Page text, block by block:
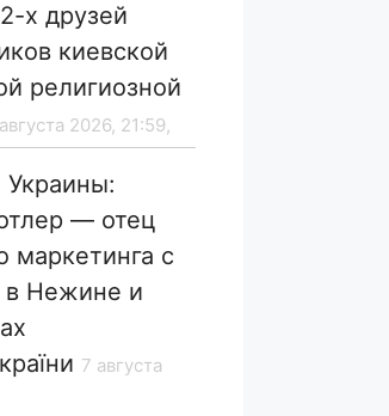
х друзей
киевской
религиозной
2026, 21:59,
Украины:
— отец
маркетинга с
в Нежине и
7 августа